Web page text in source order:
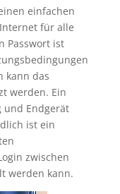
einfachen
für alle
Passwort ist
kann das
werden. Ein
und Endgerät
ist ein
zwischen
werden kann.